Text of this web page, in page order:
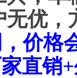
优，
价格
直销